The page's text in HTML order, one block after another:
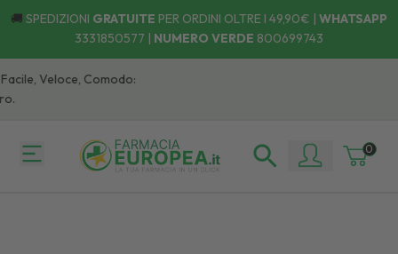
🚚 SPEDIZIONI GRATUITE PER ORDINI OLTRE I 49,90€ | WHATSAPP
3331850577 | NUMERO VERDE 800699743
Veloce, Comodo:
0